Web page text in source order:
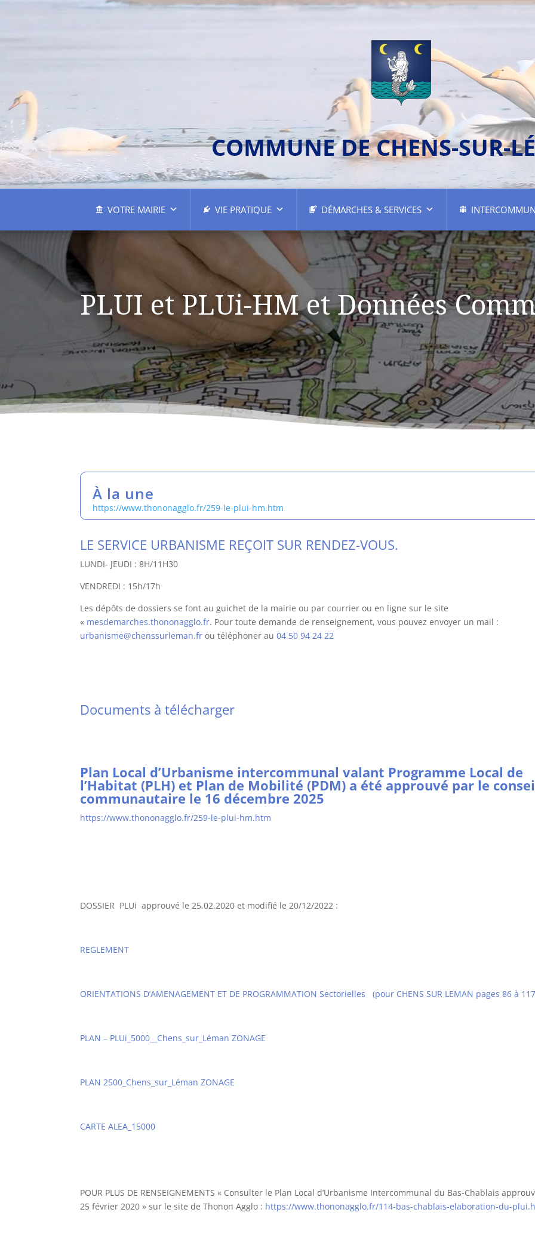
COMMUNE DE CHENS-SUR-
VOTRE MAIRIE VIE PRATIQUE DÉMARCHES & SERVICES
PLUI et PLUi-HM et Données
À la une
https://www.thononagglo.fr/259-le-plui-hm.htm
LE SERVICE URBANISME REÇOIT SUR RENDEZ-VOUS.
LUNDI- JEUDI : 8H/11H30
VENDREDI : 15h/17h
Les dépôts de dossiers se font au guichet de la mairie ou par courrier ou en ligne sur le site
« mesdemarches.thononagglo.fr. Pour toute demande de renseignement, vous pouvez envoyer un mail :
urbanisme@chenssurleman.fr ou téléphoner au04 50 94 24 22
Documents à télécharger
Plan Local d’Urbanisme intercommunal valant Programme Local de
l’Habitat (PLH) et Plan de Mobilité (PDM) a été approuvé par le
communautaire le 16 décembre 2025
https://www.thononagglo.fr/259-le-plui-hm.htm
DOSSIER PLUi approuvé le 25.02.2020 et modifié le 20/12/2022 :
REGLEMENT
ORIENTATIONS D’AMENAGEMENT ET DE PROGRAMMATION Sectorielles (pour CHENS SUR LEMAN pages 86 à
PLAN – PLUi_5000__Chens_sur_Léman ZONAGE
PLAN 2500_Chens_sur_Léman ZONAGE
CARTE ALEA_15000
POUR PLUS DE RENSEIGNEMENTS « Consulter le Plan Local d’Urbanisme Intercommunal du Bas-Chablais
25 février 2020 » sur le site de Thonon Agglo : https://www.thononagglo.fr/114-bas-chablais-elaboration-du-